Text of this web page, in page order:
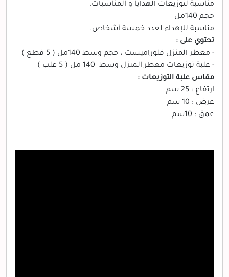
مناسبة لتوزيعات الهدايا و المناسبات.
حجم 140مل
مناسبة للإهداء لعدد خمسة أشخاص.
تحتوي على :
- معطر المنزل فلوراميست ، حجم وسط 140مل ( 5 قطع )
- علبة توزيعات معطر المنزل وسط 140 مل ( 5 علب )
مقاس علبة التوزيعات :
ارتفاع : 25 سم
عرض : 10 سم
عمق : 10سم